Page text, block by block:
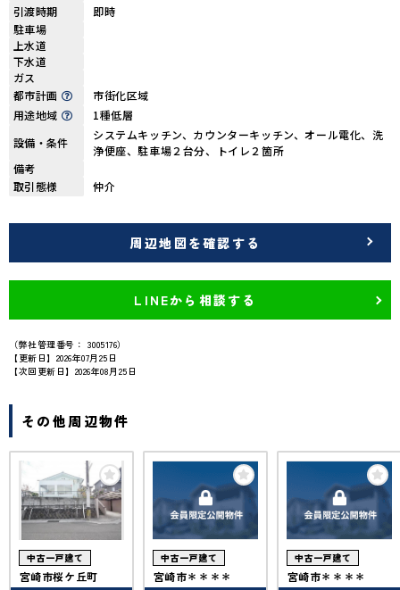
引渡時期
即時
駐車場
上水道
下水道
ガス
都市計画
市街化区域
用途地域
1種低層
設備・条件
システムキッチン、カウンターキッチン、オール電化、洗
浄便座、駐車場２台分、トイレ２箇所
備考
取引態様
仲介
周辺地図を確認する
LINEから相談する
（弊社管理番号： 3005176）
【更新日】2026年07月25日
【次回更新日】2026年08月25日
その他周辺物件
中古一戸建て
宮崎市桜ケ丘町
中古一戸建て
宮崎市＊＊＊＊
中古一戸建て
宮崎市＊＊＊＊